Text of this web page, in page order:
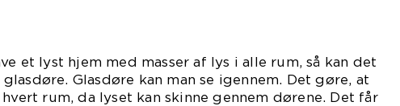
et lyst hjem med masser af lys i alle rum, så kan det
Glasdøre kan man se igennem. Det gøre, at
rum, da lyset kan skinne gennem dørene. Det får